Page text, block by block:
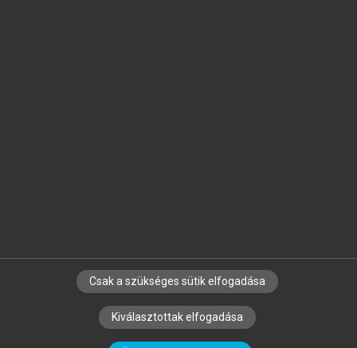
SZERZŐKNEK CÉGEKNEK KÖNYVTÁROSOKNAK
SZERKESZTÉSI ÉS LEKTORÁLÁSI ALAPELVEK
Csak a szükséges sütik elfogadása
Kiválasztottak elfogadása